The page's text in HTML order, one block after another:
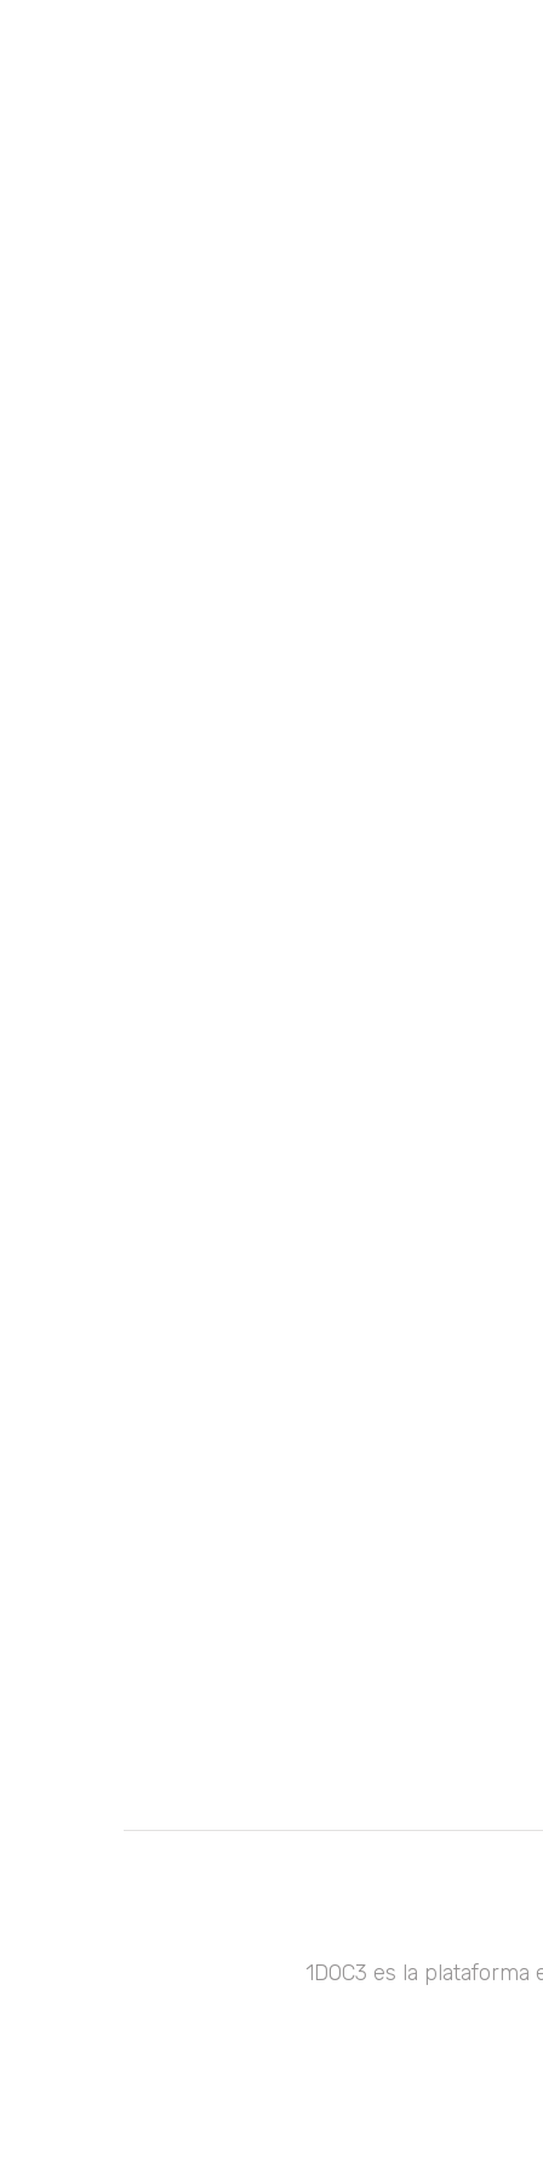
1DOC3 es la